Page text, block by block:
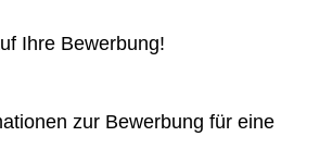
Ihre Bewerbung!
zur Bewerbung für eine